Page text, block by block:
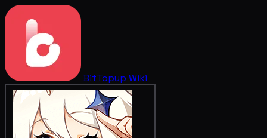
BitTopup Wiki